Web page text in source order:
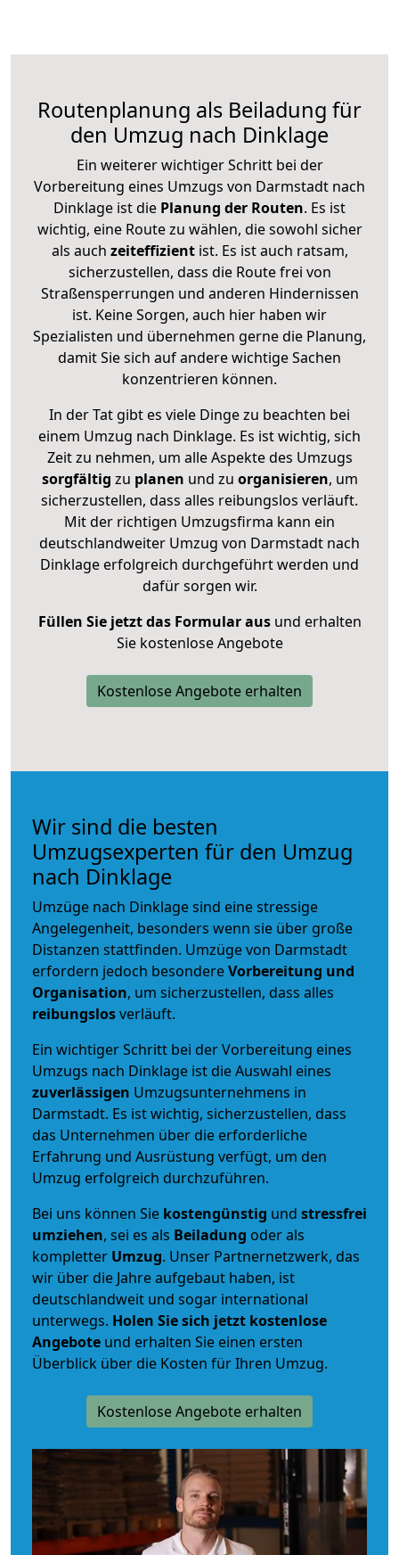
Routenplanung als Beiladung für
den Umzug nach Dinklage
Ein weiterer wichtiger Schritt bei der
Vorbereitung eines Umzugs von Darmstadt nach
Dinklage ist die Planung der Routen. Es ist
wichtig, eine Route zu wählen, die sowohl sicher
als auch zeiteffizientist. Es ist auch ratsam,
sicherzustellen, dass die Route frei von
Straßensperrungen und anderen Hindernissen
ist. Keine Sorgen, auch hier haben wir
Spezialisten und übernehmen gerne die Planung,
damit Sie sich auf andere wichtige Sachen
konzentrieren können.
In der Tat gibt es viele Dinge zu beachten bei
einem Umzug nach Dinklage. Es ist wichtig, sich
Zeit zu nehmen, um alle Aspekte des Umzugs
sorgfältig zu planen und zu organisieren, um
sicherzustellen, dass alles reibungslos verläuft.
Mit der richtigen Umzugsfirma kann ein
deutschlandweiter Umzug von Darmstadt nach
Dinklage erfolgreich durchgeführt werden und
dafür sorgen wir.
Füllen Sie jetzt das Formular ausund erhalten
Sie kostenlose Angebote
Kostenlose Angebote erhalten
Wir sind die besten
Umzugsexperten für den Umzug
nach Dinklage
Umzüge nach Dinklage sind eine stressige
Angelegenheit, besonders wenn sie über große
Distanzen stattfinden. Umzüge von Darmstadt
erfordern jedoch besondereVorbereitung und
Organisation, um sicherzustellen, dass alles
reibungslosverläuft.
Ein wichtiger Schritt bei der Vorbereitung eines
Umzugs nach Dinklage ist die Auswahl eines
zuverlässigen Umzugsunternehmens in
Darmstadt. Es ist wichtig, sicherzustellen, dass
das Unternehmen über die erforderliche
Erfahrung und Ausrüstung verfügt, um den
Umzug erfolgreich durchzuführen.
Bei uns können Sie kostengünstig und stressfrei
umziehen, sei es als Beiladung oder als
kompletter Umzug. Unser Partnernetzwerk, das
wir über die Jahre aufgebaut haben, ist
deutschlandweit und sogar international
unterwegs. Holen Sie sich jetzt kostenlose
Angebote und erhalten Sie einen ersten
Überblick über die Kosten für Ihren Umzug.
Kostenlose Angebote erhalten